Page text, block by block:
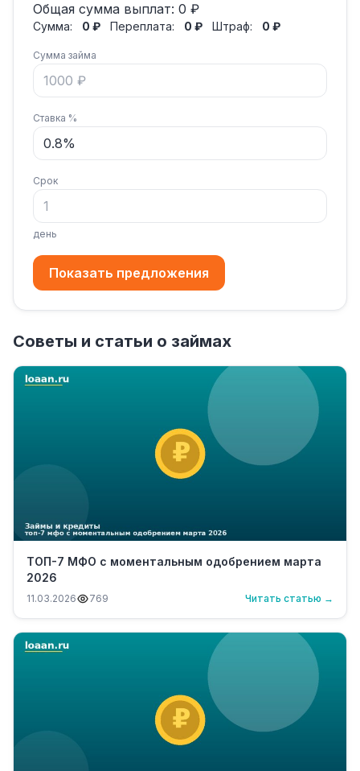
Общая сумма выплат: 0 ₽
Сумма: 0 ₽ Переплата: 0 ₽ Штраф: 0 ₽
Сумма займа
Ставка %
Срок
день
Показать предложения
Советы и статьи о займах
ТОП-7 МФО с моментальным одобрением марта
2026
11.03.2026 769 Читать статью →